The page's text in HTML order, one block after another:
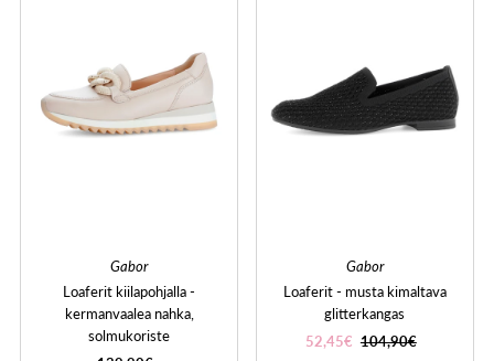
Gabor
Loaferit kiilapohjalla -
kermanvaalea nahka,
solmukoriste
Gabor
Loaferit - musta kimaltava
glitterkangas
52,45€ 104,90€